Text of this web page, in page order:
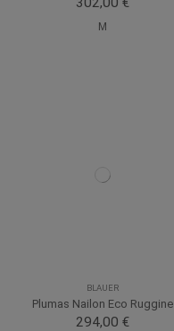
M
BLAUER
Plumas Nailon Eco Ruggine
294,00 €